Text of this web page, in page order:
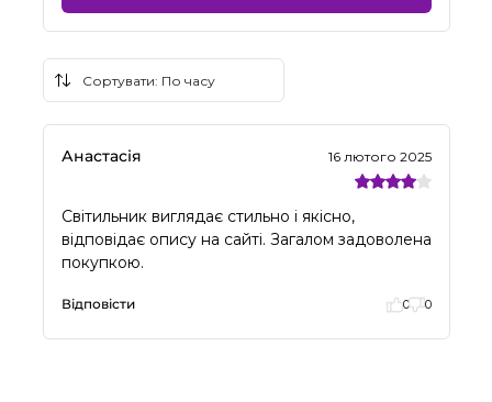
Анастасія 16 лютого 2025
Світильник виглядає стильно і якісно,
відповідає опису на сайті. Загалом задоволена
покупкою.
Відповісти 0 0